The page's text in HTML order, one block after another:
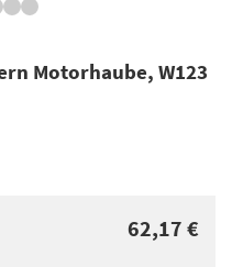
Motorhaube, W123
62,17 €